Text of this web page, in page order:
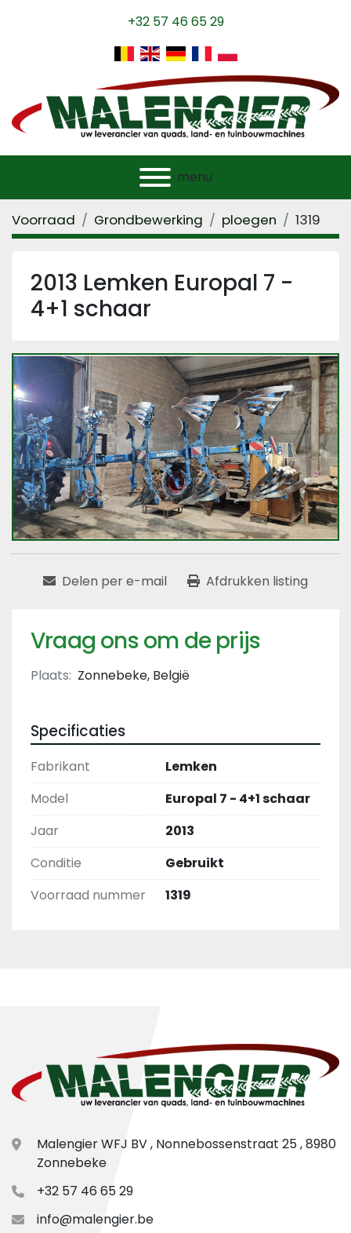
+32 57 46 65 29
menu
Voorraad Grondbewerking ploegen 1319
2013 Lemken Europal 7 -
4+1 schaar
Delen per e-mail Afdrukken listing
Vraag ons om de prijs
Plaats: Zonnebeke, België
Specificaties
Fabrikant
Lemken
Model
Europal 7 - 4+1 schaar
Jaar
2013
Conditie
Gebruikt
Voorraad nummer
1319
Malengier WFJ BV , Nonnebossenstraat 25 , 8980
Zonnebeke
+32 57 46 65 29
info@malengier.be